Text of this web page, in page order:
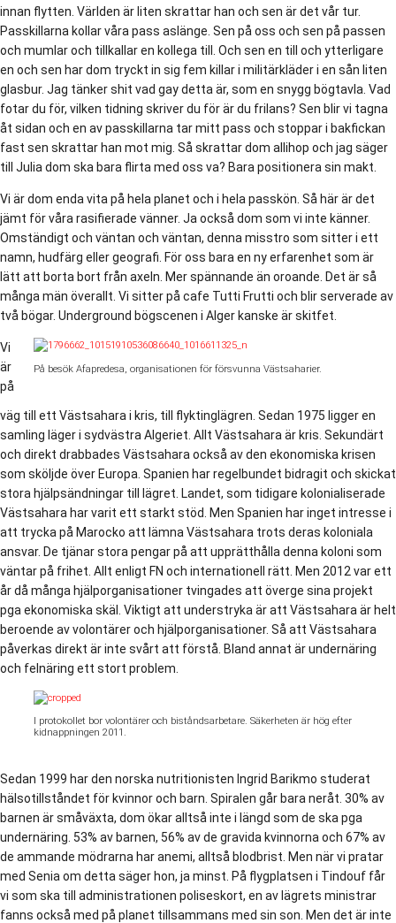
innan flytten. Världen är liten skrattar han och sen är det vår tur.
Passkillarna kollar våra pass aslänge. Sen på oss och sen på passen
och mumlar och tillkallar en kollega till. Och sen en till och ytterligare
en och sen har dom tryckt in sig fem killar i militärkläder i en sån liten
glasbur. Jag tänker shit vad gay detta är, som en snygg bögtavla. Vad
fotar du för, vilken tidning skriver du för är du frilans? Sen blir vi tagna
åt sidan och en av passkillarna tar mitt pass och stoppar i bakfickan
fast sen skrattar han mot mig. Så skrattar dom allihop och jag säger
till Julia dom ska bara flirta med oss va? Bara positionera sin makt.
Vi är dom enda vita på hela planet och i hela passkön. Så här är det
jämt för våra rasifierade vänner. Ja också dom som vi inte känner.
Omständigt och väntan och väntan, denna misstro som sitter i ett
namn, hudfärg eller geografi. För oss bara en ny erfarenhet som är
lätt att borta bort från axeln. Mer spännande än oroande. Det är så
många män överallt. Vi sitter på cafe Tutti Frutti och blir serverade av
två bögar. Underground bögscenen i Alger kanske är skitfet.
På besök Afapredesa, organisationen för försvunna Västsaharier.
Vi
är
på
väg till ett Västsahara i kris, till flyktinglägren. Sedan 1975 ligger en
samling läger i sydvästra Algeriet. Allt Västsahara är kris. Sekundärt
och direkt drabbades Västsahara också av den ekonomiska krisen
som sköljde över Europa. Spanien har regelbundet bidragit och skickat
stora hjälpsändningar till lägret. Landet, som tidigare kolonialiserade
Västsahara har varit ett starkt stöd. Men Spanien har inget intresse i
att trycka på Marocko att lämna Västsahara trots deras koloniala
ansvar. De tjänar stora pengar på att upprätthålla denna koloni som
väntar på frihet. Allt enligt FN och internationell rätt. Men 2012 var ett
år då många hjälporganisationer tvingades att överge sina projekt
pga ekonomiska skäl. Viktigt att understryka är att Västsahara är helt
beroende av volontärer och hjälporganisationer. Så att Västsahara
påverkas direkt är inte svårt att förstå. Bland annat är undernäring
och felnäring ett stort problem.
I protokollet bor volontärer och biståndsarbetare. Säkerheten är hög efter
kidnappningen 2011.
Sedan 1999 har den norska nutritionisten Ingrid Barikmo studerat
hälsotillståndet för kvinnor och barn. Spiralen går bara neråt. 30% av
barnen är småväxta, dom ökar alltså inte i längd som de ska pga
undernäring. 53% av barnen, 56% av de gravida kvinnorna och 67% av
de ammande mödrarna har anemi, alltså blodbrist. Men när vi pratar
med Senia om detta säger hon, ja minst. På flygplatsen i Tindouf får
vi som ska till administrationen poliseskort, en av lägrets ministrar
fanns också med på planet tillsammans med sin son. Men det är inte